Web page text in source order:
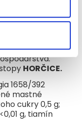
účely detí
z 99 % z
100 %,
HORČICE.
1658/392
mastné
cukry 0,5 g;
g, tiamín